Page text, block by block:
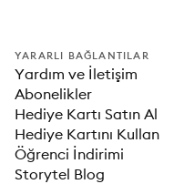
YARARLI BAĞLANTILAR
Yardım ve İletişim
Abonelikler
Hediye Kartı Satın Al
Hediye Kartını Kullan
Öğrenci İndirimi
Storytel Blog